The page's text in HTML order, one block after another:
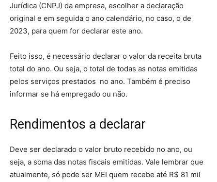
Jurídica (CNPJ) da empresa, escolher a declaração
original e em seguida o ano calendário, no caso, o de
2023, para quem for declarar este ano.
Feito isso, é necessário declarar o valor da receita bruta
total do ano. Ou seja, o total de todas as notas emitidas
pelos serviços prestados no ano. Também é preciso
informar se há empregado ou não.
Rendimentos a declarar
Deve ser declarado o valor bruto recebido no ano, ou
seja, a soma das notas fiscais emitidas. Vale lembrar que
atualmente, só pode ser MEI quem recebe até R$ 81 mil